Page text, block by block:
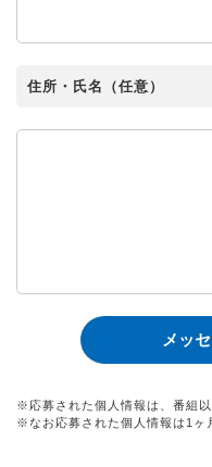
住所・氏名（任意）
※応募された個人情報は、番組
※なお応募された個人情報は1ヶ